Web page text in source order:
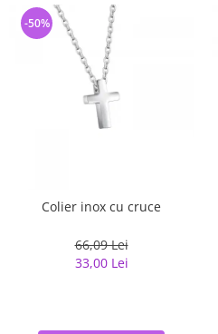
Colier inox cu cruce
66,09 Lei
33,00 Lei
-50%